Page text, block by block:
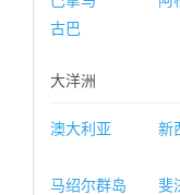
古巴
大洋洲
澳大利亚 新
马绍尔群岛 斐